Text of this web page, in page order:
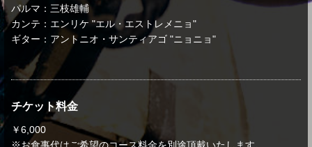
パルマ：三枝雄輔
カンテ：エンリケ "エル・エストレメニョ"
ギター：アントニオ・サンティアゴ "ニョニョ"
チケット料金
￥6,000